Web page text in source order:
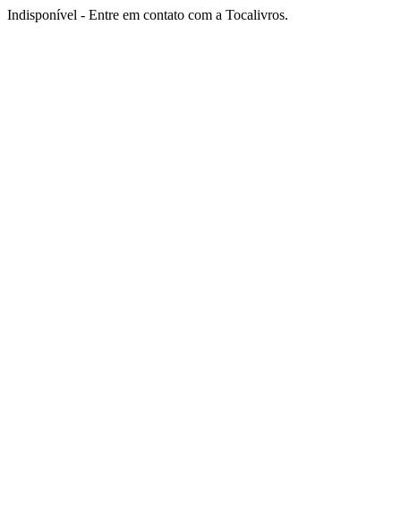
Indisponível - Entre em contato com a Tocalivros.